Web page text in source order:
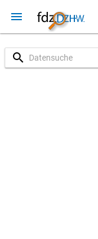
menu
search